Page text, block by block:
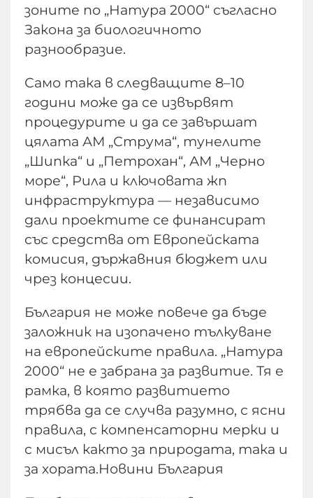
зоните по „Натура 2000“ съгласно
Закона за биологичното
разнообразие.
Само така в следващите 8–10
години може да се извървят
процедурите и да се завършат
цялата АМ „Струма“, тунелите
„Шипка“ и „Петрохан“, АМ „Черно
море“, Рила и ключовата жп
инфраструктура — независимо
дали проектите се финансират
със средства от Европейската
комисия, държавния бюджет или
чрез концесии.
България не може повече да бъде
заложник на изопачено тълкуване
на европейските правила. „Натура
2000“ не е забрана за развитие. Тя е
рамка, в която развитието
трябва да се случва разумно, с ясни
правила, с компенсаторни мерки и
с мисъл както за природата, така и
за хората.Новини България